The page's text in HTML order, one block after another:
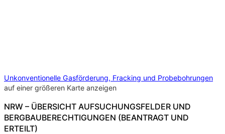
Unkonventionelle Gasförderung, Fracking und Probebohrungen
auf einer größeren Karte anzeigen
NRW – ÜBERSICHT AUFSUCHUNGSFELDER UND
BERGBAUBERECHTIGUNGEN (BEANTRAGT UND
ERTEILT)